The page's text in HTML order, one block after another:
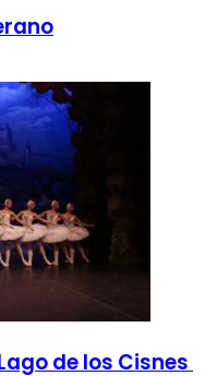
de los Cisnes